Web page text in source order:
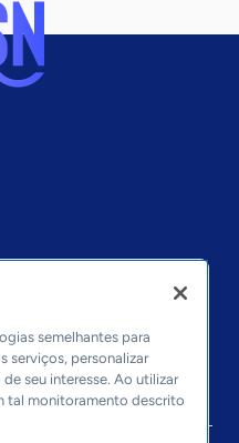
semelhantes para
serviços, personalizar
seu interesse. Ao utilizar
tal monitoramento descrito